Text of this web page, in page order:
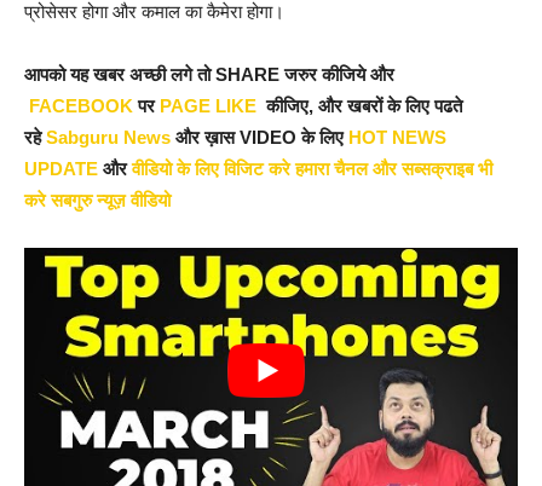
प्रोसेसर होगा और कमाल का कैमेरा होगा।
आपको यह खबर अच्छी लगे तो SHARE जरुर कीजिये और
FACEBOOKपर PAGE LIKE कीजिए, और खबरों के लिए पढते
रहेSabguru News और ख़ास VIDEO के लिए HOT NEWS
UPDATE औरवीडियो के लिए विजिट करे हमारा चैनल और सब्सक्राइब भी
करे सबगुरु न्यूज़ वीडियो